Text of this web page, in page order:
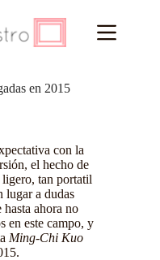
en 2015
con la
el hecho de
tan portatil
lugar a dudas
ahora no
en este campo, y
Ming-Chi Kuo